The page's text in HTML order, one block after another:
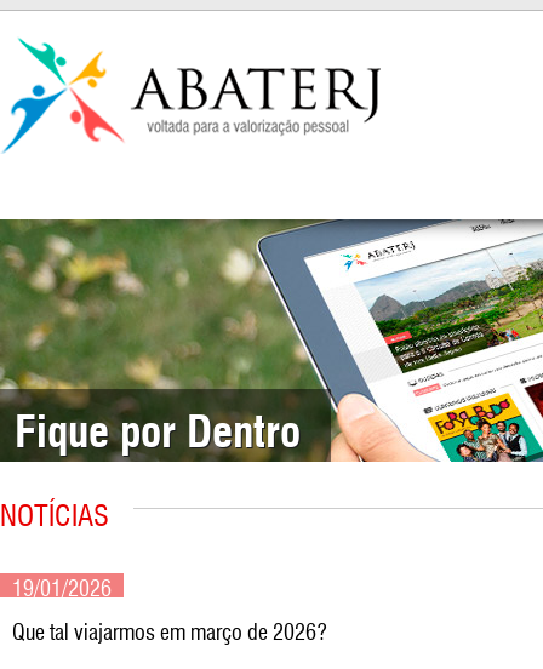
Fique por Dentro
NOTÍCIAS
19/01/2026
Que tal viajarmos em março de 2026?